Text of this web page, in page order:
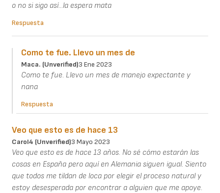
o no si sigo así...la espera mata
Respuesta
Como te fue. Llevo un mes de
Maca. (unverified)3 Ene 2023
Como te fue. Llevo un mes de manejo expectante y
nana
Respuesta
Veo que esto es de hace 13
Carol4 (unverified)3 Mayo 2023
Veo que esto es de hace 13 años. No sé cómo estarán las
cosas en España pero aquí en Alemania siguen igual. Siento
que todos me tildan de loca por elegir el proceso natural y
estoy desesperada por encontrar a alguien que me apoye.